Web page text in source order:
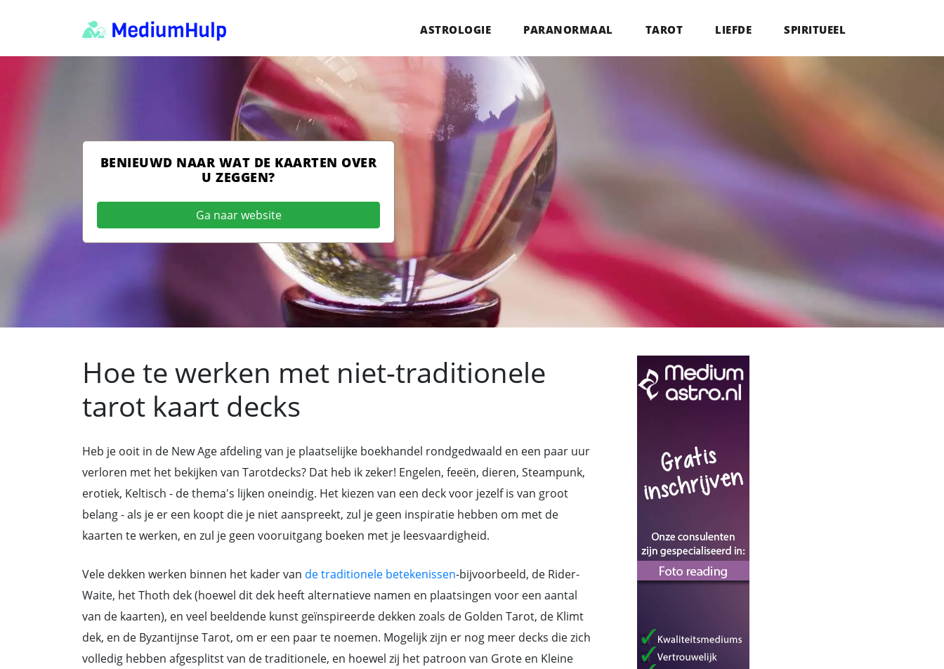
ASTROLOGIE PARANORMAAL TAROT LIEFDE SPIRITUEEL
BENIEUWD NAAR WAT DE KAARTEN OVER
U ZEGGEN?
Ga naar website
Hoe te werken met niet-traditionele
tarot kaart decks
Heb je ooit in de New Age afdeling van je plaatselijke boekhandel rondgedwaald en een paar uur
verloren met het bekijken van Tarotdecks? Dat heb ik zeker! Engelen, feeën, dieren, Steampunk,
erotiek, Keltisch - de thema's lijken oneindig. Het kiezen van een deck voor jezelf is van groot
belang - als je er een koopt die je niet aanspreekt, zul je geen inspiratie hebben om met de
kaarten te werken, en zul je geen vooruitgang boeken met je leesvaardigheid.
Vele dekken werken binnen het kader van de traditionele betekenissen-bijvoorbeeld, de Rider-
Waite, het Thoth dek (hoewel dit dek heeft alternatieve namen en plaatsingen voor een aantal
van de kaarten), en veel beeldende kunst geïnspireerde dekken zoals de Golden Tarot, de Klimt
dek, en de Byzantijnse Tarot, om er een paar te noemen. Mogelijk zijn er nog meer decks die zich
volledig hebben afgesplitst van de traditionele, en hoewel zij het patroon van Grote en Kleine